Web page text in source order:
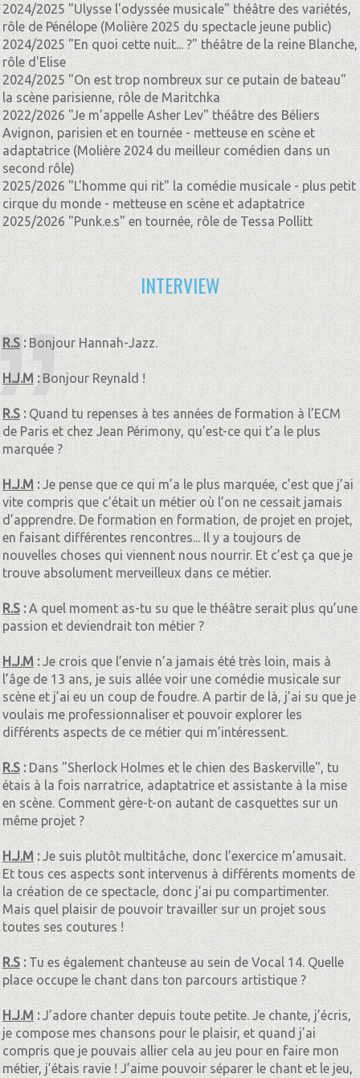
2024/2025 "Ulysse l'odyssée musicale" théâtre des variétés,
rôle de Pénélope (Molière 2025 du spectacle jeune public)
2024/2025 "En quoi cette nuit... ?" théâtre de la reine Blanche,
rôle d'Elise
2024/2025 "On est trop nombreux sur ce putain de bateau"
la scène parisienne, rôle de Maritchka
2022/2026 "Je m’appelle Asher Lev" théâtre des Béliers
Avignon, parisien et en tournée - metteuse en scène et
adaptatrice (Molière 2024 du meilleur comédien dans un
second rôle)
2025/2026 "L'homme qui rit" la comédie musicale - plus petit
cirque du monde - metteuse en scène et adaptatrice
2025/2026 "Punk.e.s" en tournée, rôle de Tessa Pollitt
INTERVIEW
R.S:Bonjour Hannah-Jazz.
H.J.M:Bonjour Reynald !
R.S :Quand tu repenses à tes années de formation à l’ECM
de Paris et chez Jean Périmony, qu’est-ce qui t’a le plus
marquée ?
H.J.M:Je pense que ce qui m’a le plus marquée, c’est que j’ai
vite compris que c’était un métier où l’on ne cessait jamais
d’apprendre. De formation en formation, de projet en projet,
en faisant différentes rencontres... Il y a toujours de
nouvelles choses qui viennent nous nourrir. Et c’est ça que je
trouve absolument merveilleux dans ce métier.
R.S:A quel moment as-tu su que le théâtre serait plus qu’une
passion et deviendrait ton métier ?
H.J.M :Je crois que l’envie n’a jamais été très loin, mais à
l’âge de 13 ans, je suis allée voir une comédie musicale sur
scène et j’ai eu un coup de foudre. A partir de là, j’ai su que je
voulais me professionnaliser et pouvoir explorer les
différents aspects de ce métier qui m’intéressent.
R.S : Dans "Sherlock Holmes et le chien des Baskerville", tu
étais à la fois narratrice, adaptatrice et assistante à la mise
en scène. Comment gère-t-on autant de casquettes sur un
même projet ?
H.J.M :Je suis plutôt multitâche, donc l’exercice m’amusait.
Et tous ces aspects sont intervenus à différents moments de
la création de ce spectacle, donc j’ai pu compartimenter.
Mais quel plaisir de pouvoir travailler sur un projet sous
toutes ses coutures !
R.S:Tu es également chanteuse au sein de Vocal 14. Quelle
place occupe le chant dans ton parcours artistique ?
H.J.M:J’adore chanter depuis toute petite. Je chante, j’écris,
je compose mes chansons pour le plaisir, et quand j’ai
compris que je pouvais allier cela au jeu pour en faire mon
métier, j’étais ravie ! J’aime pouvoir séparer le chant et le jeu,